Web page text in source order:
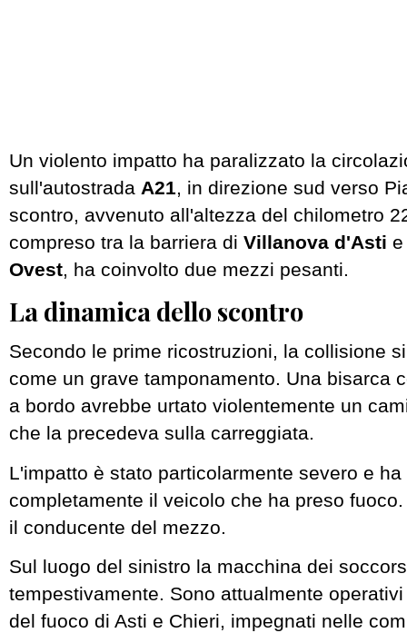
Un violento impatto ha paralizzato la
sull'autostrada A21, in direzione sud verso
scontro, avvenuto all'altezza del chilometro
compreso tra la barriera di Villanova d'Asti
Ovest, ha coinvolto due mezzi pesanti.
La dinamica dello scontro
Secondo le prime ricostruzioni, la collisione
come un grave tamponamento. Una bisarca
a bordo avrebbe urtato violentemente un
che la precedeva sulla carreggiata.
L'impatto è stato particolarmente severo e
completamente il veicolo che ha preso
il conducente del mezzo.
Sul luogo del sinistro la macchina dei
tempestivamente. Sono attualmente
del fuoco di Asti e Chieri, impegnati nelle